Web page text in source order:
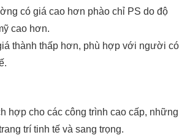
có giá cao hơn phào chỉ PS do độ
cao hơn.
thành thấp hơn, phù hợp với người có
hợp cho các công trình cao cấp, những
trí tinh tế và sang trọng.